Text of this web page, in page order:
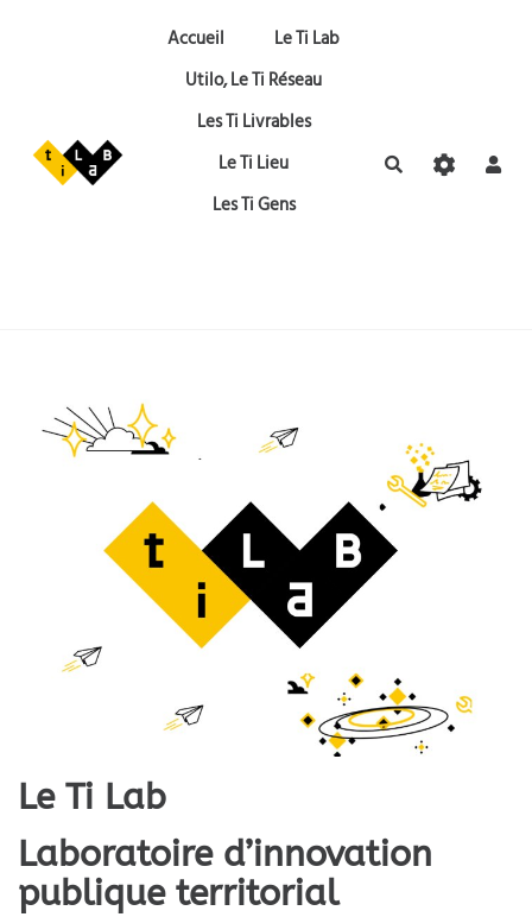
Aller au contenu principal
Accueil
Le Ti Lab
Utilo, Le Ti Réseau
Les Ti Livrables
Le Ti Lieu
Les Ti Gens
Rechercher
Le Ti Lab
Laboratoire d’innovation
publique territorial